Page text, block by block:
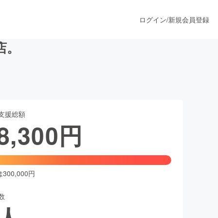
ファッション
ログイン/新規会員登録
援総額
円
300,000円